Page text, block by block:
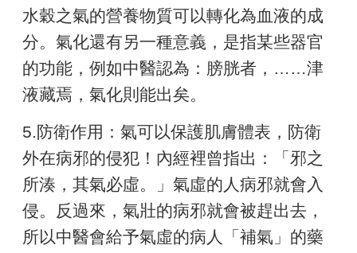
水穀之氣的營養物質可以轉化為血液的成
分。氣化還有另一種意義，是指某些器官
的功能，例如中醫認為：膀胱者，……津
液藏焉，氣化則能出矣。
5.防衛作用：氣可以保護肌膚體表，防衛
外在病邪的侵犯！內經裡曾指出：「邪之
所湊，其氣必虛。」氣虛的人病邪就會入
侵。反過來，氣壯的病邪就會被趕出去，
所以中醫會給予氣虛的病人「補氣」的藥